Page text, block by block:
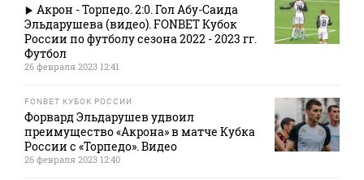
Акрон - Торпедо. 2:0. Гол Абу-Саида
Эльдарушева (видео). FONBET Кубок
России по футболу сезона 2022 - 2023 гг.
Футбол
26 февраля 2023 12:41
FONBET КУБОК РОССИИ
Форвард Эльдарушев удвоил
преимущество «Акрона» в матче Кубка
России с «Торпедо». Видео
26 февраля 2023 12:40